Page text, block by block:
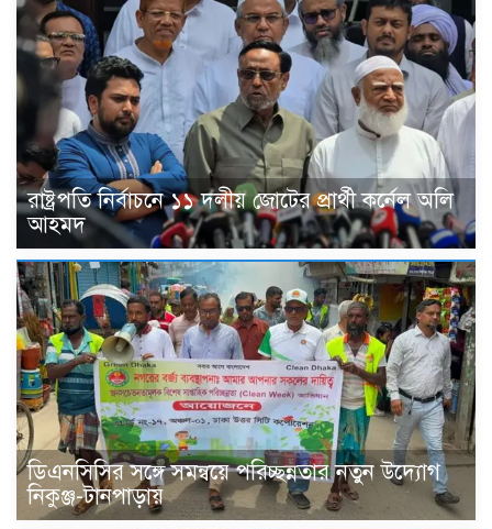
রাষ্ট্রপতি নির্বাচনে ১১ দলীয় জোটের প্রার্থী কর্নেল অলি
আহমদ
ডিএনসিসির সঙ্গে সমন্বয়ে পরিচ্ছন্নতার নতুন উদ্যোগ
নিকুঞ্জ-টানপাড়ায়